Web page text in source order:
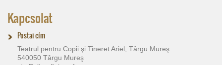
Kapcsolat
Postai cím
Teatrul pentru Copii şi Tineret Ariel, Târgu Mureş
540050 Târgu Mureş